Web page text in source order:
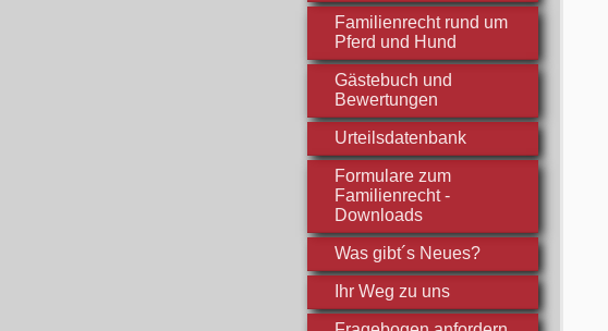
Familienrecht rund um
Pferd und Hund
Gästebuch und
Bewertungen
Urteilsdatenbank
Formulare zum
Familienrecht -
Downloads
Was gibt´s Neues?
Ihr Weg zu uns